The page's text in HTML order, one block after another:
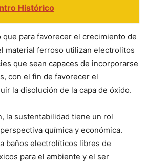
Histórico
que para favorecer el crecimiento de
material ferroso utilizan electrolitos
que sean capaces de incorporarse
con el fin de favorecer el
la disolución de la capa de óxido.
la sustentabilidad tiene un rol
química y económica.
baños electrolíticos libres de
para el ambiente y el ser